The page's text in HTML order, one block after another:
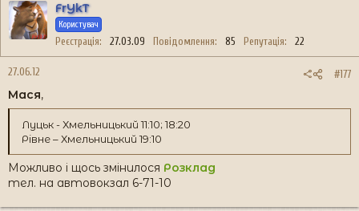
FrYkT
Користувач
Реєстрація 27.03.09 Повідомлення 85 Репутація 22
27.06.12 #177
Мася,
Луцьк - Хмельницький 11:10; 18:20
Рівне – Хмельницький 19:10
Можливо і щось змінилося Розклад
тел. на автовокзал 6-71-10